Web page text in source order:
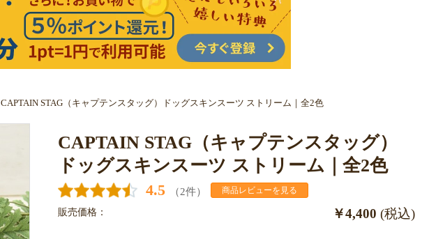
CAPTAIN STAG（キャプテンスタッグ）ドッグスキンスーツ ストリーム｜全2色
CAPTAIN STAG（キャプテンスタッグ）
ドッグスキンスーツ ストリーム｜全2色
4.5 （2件） 商品レビューを見る
販売価格： ￥4,400 (税込)